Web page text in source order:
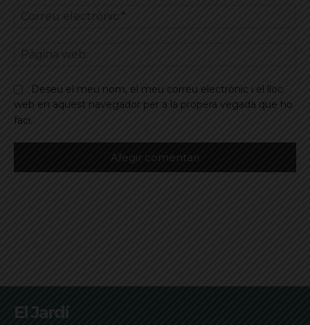
Deseu el meu nom, el meu correu electrònic i el lloc
web en aquest navegador per a la propera vegada que ho
faci.
El Jardí